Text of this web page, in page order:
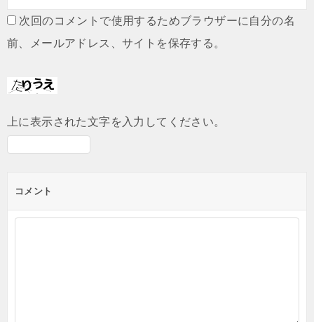
次回のコメントで使用するためブラウザーに自分の名
前、メールアドレス、サイトを保存する。
上に表示された文字を入力してください。
コメント